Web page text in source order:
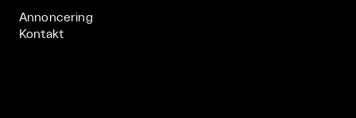
Annoncering
Kontakt